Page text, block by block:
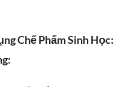
Chế Phẩm Sinh Học: